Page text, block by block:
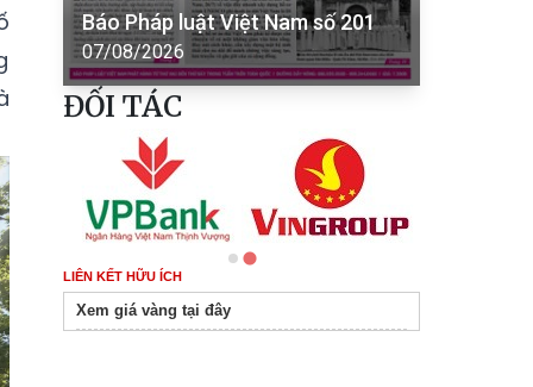
Báo Pháp luật Việt Nam số 201
07/08/2026
ĐỐI TÁC
LIÊN KẾT HỮU ÍCH
Xem giá vàng tại đây